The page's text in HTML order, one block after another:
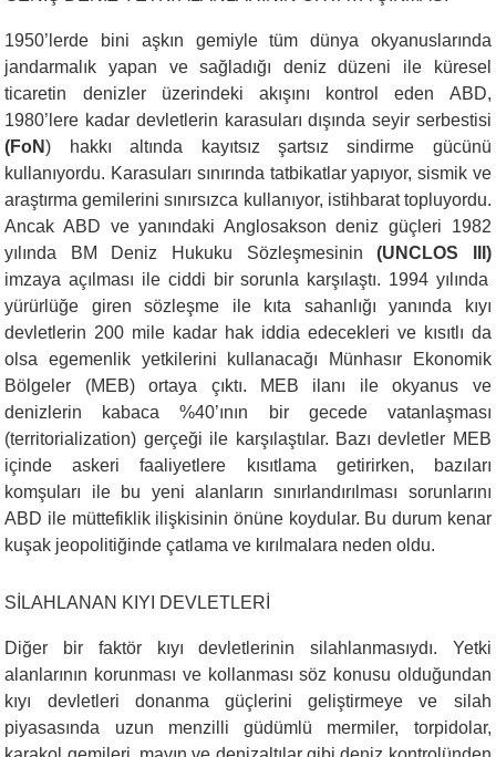
1950’lerde bini aşkın gemiyle tüm dünya okyanuslarında
jandarmalık yapan ve sağladığı deniz düzeni ile küresel
ticaretin denizler üzerindeki akışını kontrol eden ABD,
1980’lere kadar devletlerin karasuları dışında seyir serbestisi
(FoN) hakkı altında kayıtsız şartsız sindirme gücünü
kullanıyordu. Karasuları sınırında tatbikatlar yapıyor, sismik ve
araştırma gemilerini sınırsızca kullanıyor, istihbarat topluyordu.
Ancak ABD ve yanındaki Anglosakson deniz güçleri 1982
yılında BM Deniz Hukuku Sözleşmesinin(UNCLOS III)
imzaya açılması ile ciddi bir sorunla karşılaştı. 1994 yılında
yürürlüğe giren sözleşme ile kıta sahanlığı yanında kıyı
devletlerin 200 mile kadar hak iddia edecekleri ve kısıtlı da
olsa egemenlik yetkilerini kullanacağı Münhasır Ekonomik
Bölgeler (MEB) ortaya çıktı. MEB ilanı ile okyanus ve
denizlerin kabaca %40’ının bir gecede vatanlaşması
(territorialization) gerçeği ile karşılaştılar. Bazı devletler MEB
içinde askeri faaliyetlere kısıtlama getirirken, bazıları
komşuları ile bu yeni alanların sınırlandırılması sorunlarını
ABD ile müttefiklik ilişkisinin önüne koydular. Bu durum kenar
kuşak jeopolitiğinde çatlama ve kırılmalara neden oldu.
SİLAHLANAN KIYI DEVLETLERİ
Diğer bir faktör kıyı devletlerinin silahlanmasıydı. Yetki
alanlarının korunması ve kollanması söz konusu olduğundan
kıyı devletleri donanma güçlerini geliştirmeye ve silah
piyasasında uzun menzilli güdümlü mermiler, torpidolar,